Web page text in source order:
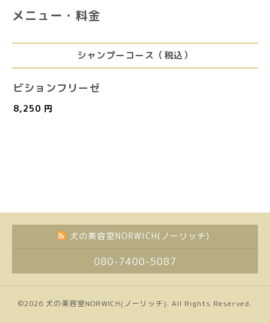
メニュー・料金
シャンプーコース（税込）
ビションフリーゼ
8,250 円
犬の美容室NORWICH(ノーリッチ)
080-7400-5087
©2026 犬の美容室NORWICH(ノーリッチ). All Rights Reserved.